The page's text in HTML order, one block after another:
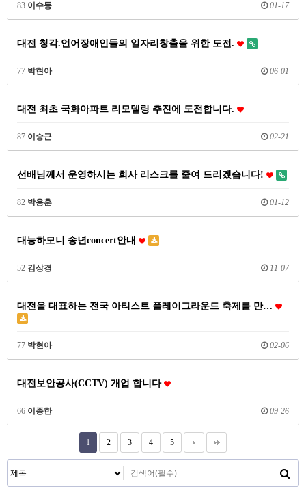
83 이수동 01-17
대전 청각.언어장애인들의 일자리창출을 위한 도전.
77 박현아 06-01
대전 최초 국화아파트 리모델링 추진에 도전합니다.
87 이승근 02-21
선배님께서 운영하시는 회사 리스크를 줄여 드리겠습니다!
82 박용훈 01-12
대능하모니 송년concert안내
52 김상경 11-07
대전을 대표하는 전국 아티스트 플레이그라운드 축제를 만…
77 박현아 02-06
대전보안공사(CCTV) 개업 합니다
66 이종한 09-26
1 2 3 4 5